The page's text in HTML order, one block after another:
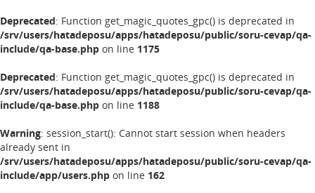
Deprecated: Function get_magic_quotes_gpc() is deprecated in
/srv/users/hatadeposu/apps/hatadeposu/public/soru-cevap/qa-
include/qa-base.php on line 1175
Deprecated: Function get_magic_quotes_gpc() is deprecated in
/srv/users/hatadeposu/apps/hatadeposu/public/soru-cevap/qa-
include/qa-base.php on line 1188
Warning: session_start(): Cannot start session when headers
already sent in
/srv/users/hatadeposu/apps/hatadeposu/public/soru-cevap/qa-
include/app/users.php on line 162